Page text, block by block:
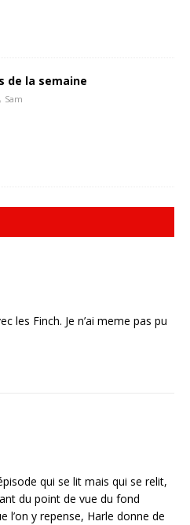
de la semaine
Sam
les Finch. Je n’ai meme pas pu
qui se lit mais qui se relit,
du point de vue du fond
l’on y repense, Harle donne de